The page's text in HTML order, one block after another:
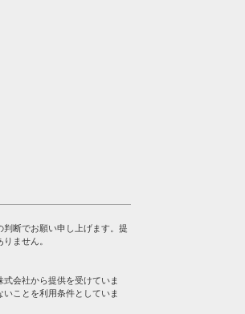
断でお願い申し上げます。提
ません。
会社から提供を受けていま
ことを利用条件としていま